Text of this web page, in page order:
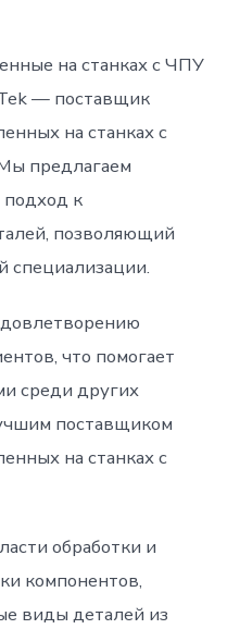
на станках с ЧПУ
— поставщик
на станках с
предлагаем
к
позволяющий
специализации.
что помогает
среди других
поставщиком
на станках с
обработки и
компонентов,
виды деталей из